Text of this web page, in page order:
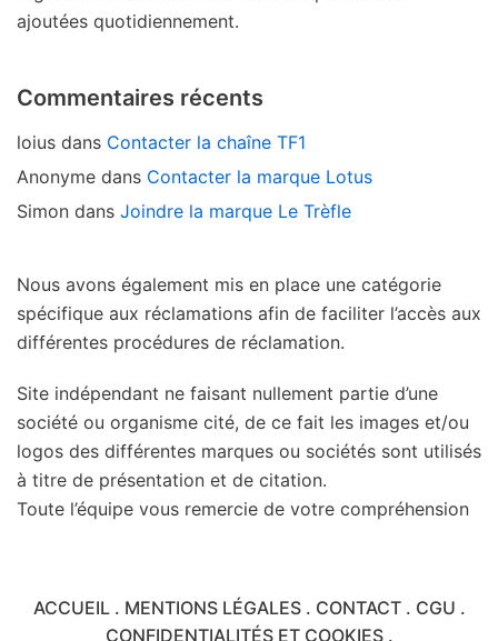
ajoutées quotidiennement.
Commentaires récents
loius dans Contacter la chaîne TF1
Anonyme dans Contacter la marque Lotus
Simon dans Joindre la marque Le Trèfle
Nous avons également mis en place une catégorie
spécifique aux réclamations afin de faciliter l’accès aux
différentes procédures de réclamation.
Site indépendant ne faisant nullement partie d’une
société ou organisme cité, de ce fait les images et/ou
logos des différentes marques ou sociétés sont utilisés
à titre de présentation et de citation.
Toute l’équipe vous remercie de votre compréhension
ACCUEIL. MENTIONS LÉGALES. CONTACT. CGU .
CONFIDENTIALITÉS ET COOKIES.